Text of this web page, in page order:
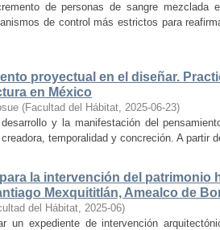
de personas de sangre
de control más estrictos para
proyectual en el diseñar.
en México
(Facultad del Hábitat, 2025-06-23)
y la manifestación del
temporalidad y concreción. A partir
la intervención del patrimonio
Mexquititlán, Amealco de
del Hábitat, 2025-06)
un expediente de intervención